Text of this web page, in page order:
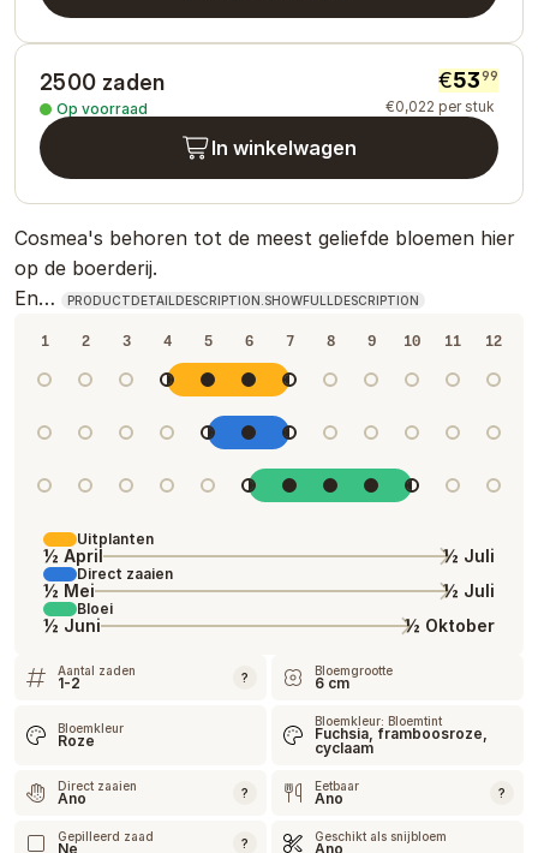
2500 zaden
Op voorraad
€5399
€0,022 per stuk
In winkelwagen
Cosmea's behoren tot de meest geliefde bloemen hier
op de boerderij.
En…
PRODUCTDETAILDESCRIPTION.SHOWFULLDESCRIPTION
1 2 3 4 5 6 7 8 9 10 11 12
Uitplanten
½ April ½ Juli
Direct zaaien
½ Mei ½ Juli
Bloei
½ Juni ½ Oktober
Aantal zaden
1-2 ? Bloemgrootte
6 cm
Bloemkleur
Roze
Bloemkleur: Bloemtint
Fuchsia, framboosroze,
cyclaam
Direct zaaien
Ano ? Eetbaar
Ano ?
Gepilleerd zaad
Ne ? Geschikt als snijbloem
Ano